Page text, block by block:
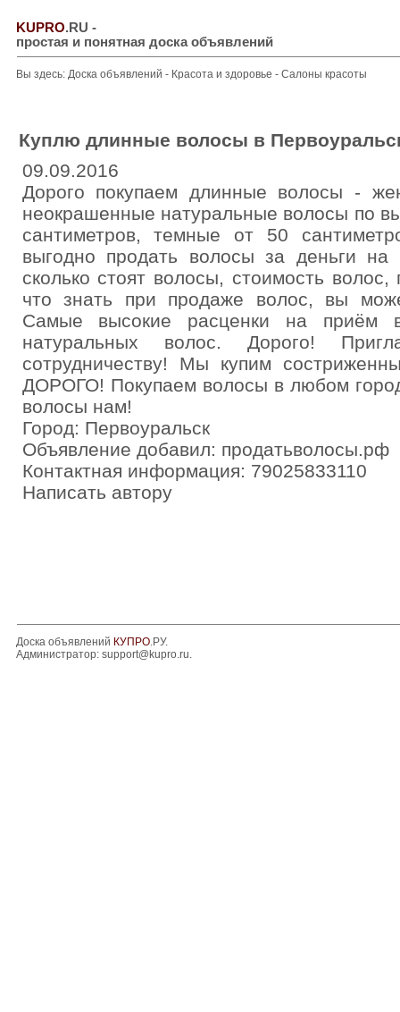
KUPRO.RU -
простая и понятная доска объявлений
Вы здесь: Доска объявлений - Красота и здоровье - Салоны красоты
Куплю длинные волосы в
09.09.2016
Дорого покупаем длинные волосы -
неокрашенные натуральные волосы по
сантиметров, темные от 50
выгодно продать волосы за деньги на
сколько стоят волосы, стоимость
что знать при продаже волос, вы
Самые высокие расценки на приём
натуральных волос. Дорого!
сотрудничеству! Мы купим
ДОРОГО! Покупаем волосы в любом
волосы нам!
Город: Первоуральск
Объявление добавил: продатьволосы.рф
Контактная информация: 79025833110
Написать автору
Доска объявлений КУПРО.РУ.
Администратор: support@kupro.ru.